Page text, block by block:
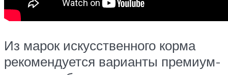
Из марок искусственного корма
рекомендуется варианты премиум-